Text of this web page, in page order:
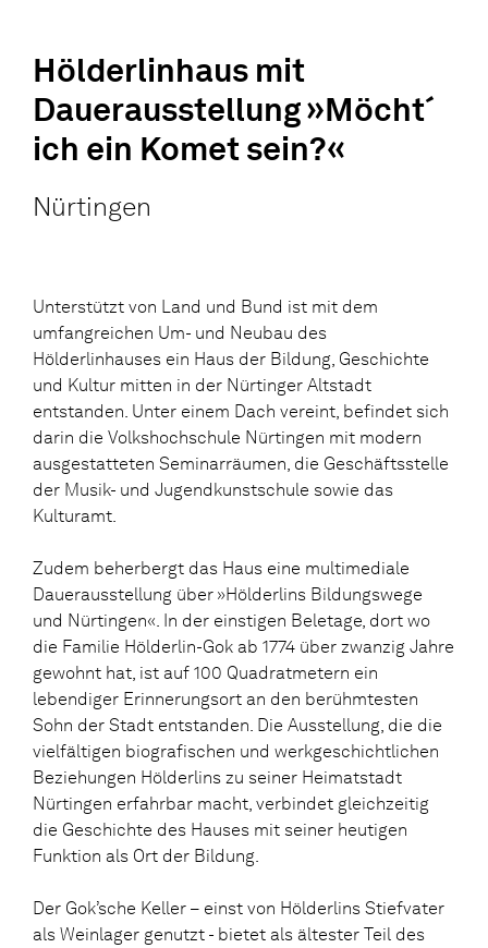
Hölderlinhaus mit
Dauerausstellung »Möcht´
ich ein Komet sein?«
Nürtingen
Unterstützt von Land und Bund ist mit dem
umfangreichen Um- und Neubau des
Hölderlinhauses ein Haus der Bildung, Geschichte
und Kultur mitten in der Nürtinger Altstadt
entstanden. Unter einem Dach vereint, befindet sich
darin die Volkshochschule Nürtingen mit modern
ausgestatteten Seminarräumen, die Geschäftsstelle
der Musik- und Jugendkunstschule sowie das
Kulturamt.
Zudem beherbergt das Haus eine multimediale
Dauerausstellung über »Hölderlins Bildungswege
und Nürtingen«. In der einstigen Beletage, dort wo
die Familie Hölderlin-Gok ab 1774 über zwanzig Jahre
gewohnt hat, ist auf 100 Quadratmetern ein
lebendiger Erinnerungsort an den berühmtesten
Sohn der Stadt entstanden. Die Ausstellung, die die
vielfältigen biografischen und werkgeschichtlichen
Beziehungen Hölderlins zu seiner Heimatstadt
Nürtingen erfahrbar macht, verbindet gleichzeitig
die Geschichte des Hauses mit seiner heutigen
Funktion als Ort der Bildung.
Der Gokʼsche Keller – einst von Hölderlins Stiefvater
als Weinlager genutzt - bietet als ältester Teil des